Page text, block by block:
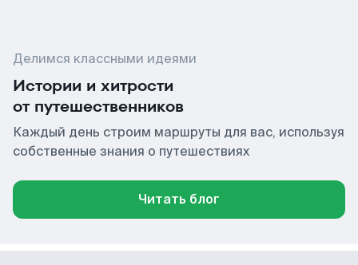
Делимся классными идеями
Истории и хитрости
от путешественников
Каждый день строим маршруты для вас, используя
собственные знания о путешествиях
Читать блог